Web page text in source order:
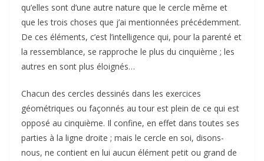
qu’elles sont d’une autre nature que le cercle même et
que les trois choses que j’ai mentionnées précédemment.
De ces éléments, c’est l’intelligence qui, pour la parenté et
la ressemblance, se rapproche le plus du cinquième ; les
autres en sont plus éloignés…
Chacun des cercles dessinés dans les exercices
géométriques ou façonnés au tour est plein de ce qui est
opposé au cinquième. Il confine, en effet dans toutes ses
parties à la ligne droite ; mais le cercle en soi, disons-
nous, ne contient en lui aucun élément petit ou grand de